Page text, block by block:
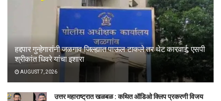
हद्दपार गुन्हेगारांनी जळगाव जिल्ह्यात पाऊल टाकले तर थेट कारवाई; एसपी
श्रीकांत धिवरे यांचा इशारा
AUGUST 7, 2026
उत्तर महाराष्ट्रात खळबळ : कथित ऑडिओ क्लिप प्रकरणी विजय